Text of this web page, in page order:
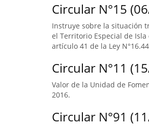
Circular N°15
Instruye sobre la situación
el Territorio Especial de Isla
artículo 41 de la Ley
Circular N°11
Valor de la Unidad de
2016.
Circular N°91